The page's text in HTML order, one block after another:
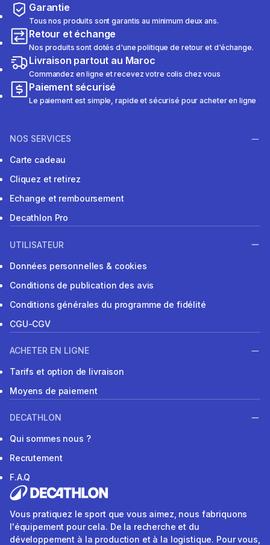
Garantie
Tous nos produits sont garantis au minimum deux ans.
Retour et échange
Nos produits sont dotés d'une politique de retour et d'échange.
Livraison partout au Maroc
Commandez en ligne et recevez votre colis chez vous
Paiement sécurisé
Le paiement est simple, rapide et sécurisé pour acheter en ligne
NOS SERVICES
Carte cadeau
Cliquez et retirez
Echange et remboursement
Decathlon Pro
UTILISATEUR
Données personnelles & cookies
Conditions de publication des avis
Conditions générales du programme de fidélité
CGU-CGV
ACHETER EN LIGNE
Tarifs et option de livraison
Moyens de paiement
DECATHLON
Qui sommes nous ?
Recrutement
F.A.Q
Vous pratiquez le sport que vous aimez, nous fabriquons
l'équipement pour cela. De la recherche et du
développement à la production et à la logistique. Pour vous,